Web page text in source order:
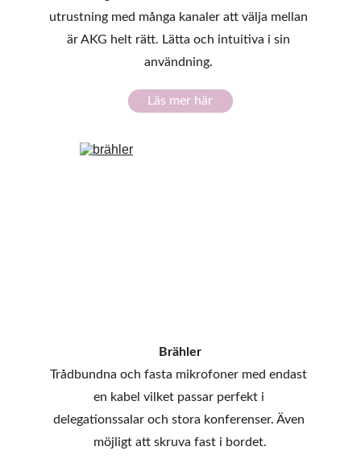
utrustning med många kanaler att välja mellan
är AKG helt rätt. Lätta och intuitiva i sin
användning.
Brähler
Trådbundna och fasta mikrofoner med endast
en kabel vilket passar perfekt i
delegationssalar och stora konferenser. Även
möjligt att skruva fast i bordet.
Läs mer här